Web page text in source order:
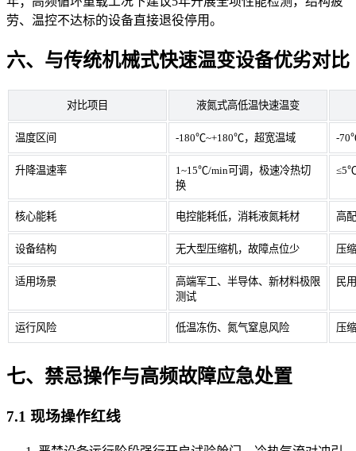
劳、温控不达标的设备直接退役停用。
六、与传统机械式快速温变设备优劣对比
对比项目 液氮式高低温快速温变
温度区间 -180℃~+180℃，超宽温域 -
升降温速率
1~15℃/min可调，极速冷热切
换
核心能耗 电控能耗低，消耗液氮耗材 高
设备结构 无大型压缩机，故障点位少 压
适用场景
高端军工、半导体、新材料极限
测试
民
运行风险 低温冻伤、氮气窒息风险 压
七、禁忌操作与高频故障应急处置
7.1 现场操作红线